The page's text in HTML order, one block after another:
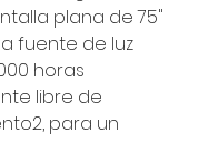
plana de 75"
fuente de luz
horas
libre de
para un